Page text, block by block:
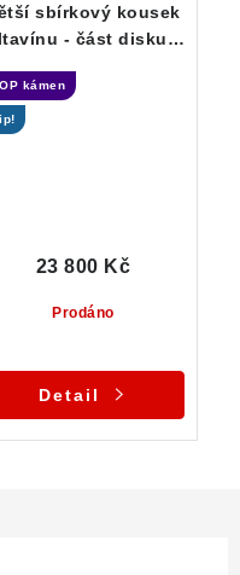
sbírkový kousek
- část disku -
kámen
Prodáno
23 800 Kč
Detail